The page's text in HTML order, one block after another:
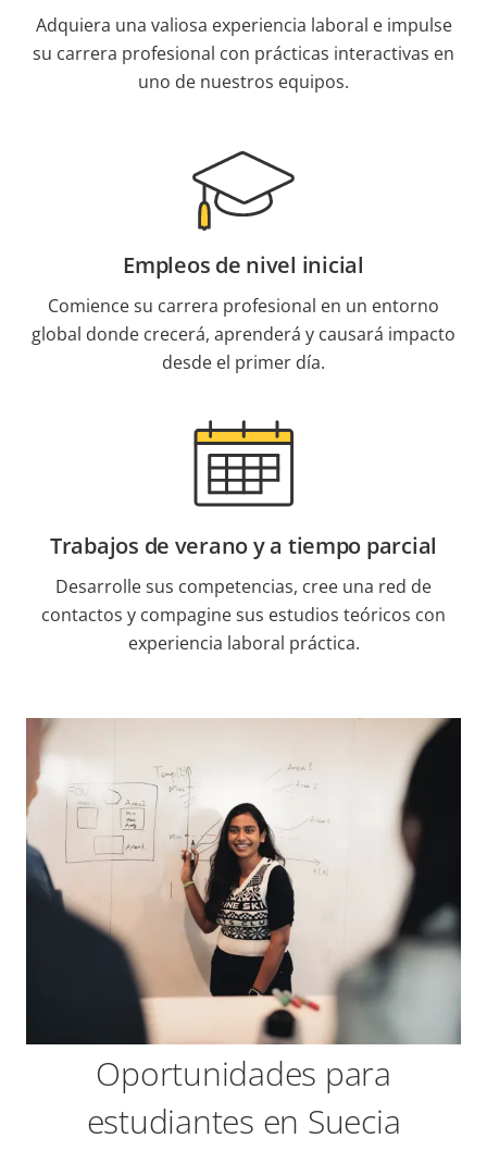
Adquiera una valiosa experiencia laboral e impulse
su carrera profesional con prácticas interactivas en
uno de nuestros equipos.
Empleos de nivel inicial
Comience su carrera profesional en un entorno
global donde crecerá, aprenderá y causará impacto
desde el primer día.
Trabajos de verano y a tiempo parcial
Desarrolle sus competencias, cree una red de
contactos y compagine sus estudios teóricos con
experiencia laboral práctica.
Oportunidades para
estudiantes en Suecia